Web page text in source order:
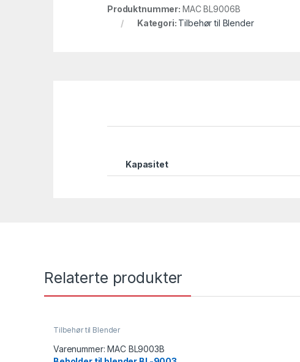
Produktnummer: MAC BL9006B
Kategori: Tilbehør til Blender
Kapasitet
Relaterte produkter
Tilbehør til Blender
Varenummer:MAC BL9003B